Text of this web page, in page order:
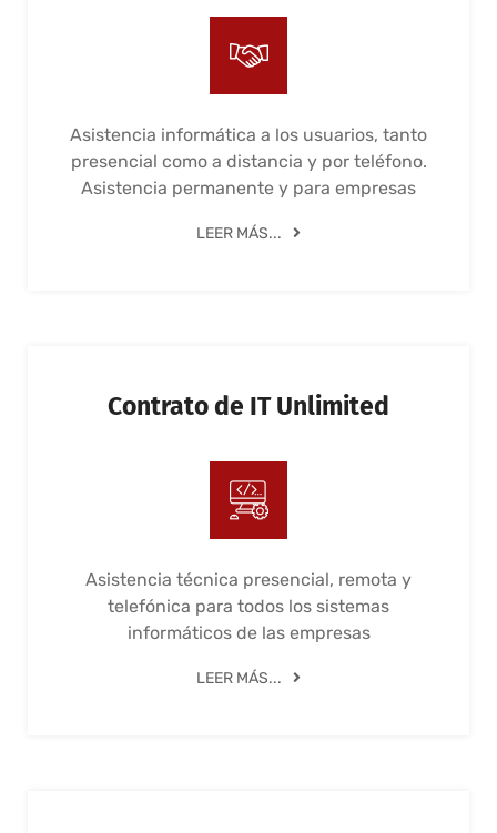
Asistencia informática a los usuarios, tanto
presencial como a distancia y por teléfono.
Asistencia permanente y para empresas
LEER MÁS...
Contrato de IT Unlimited
Asistencia técnica presencial, remota y
telefónica para todos los sistemas
informáticos de las empresas
LEER MÁS...